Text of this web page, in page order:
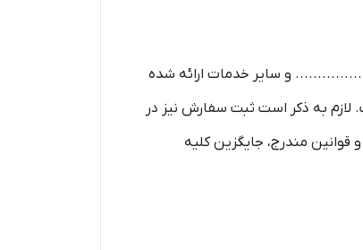
و سایر خدمات ارائه شده
به ذکر است ثبت سفارش نیز در
مندرج، جایگزین کلیه